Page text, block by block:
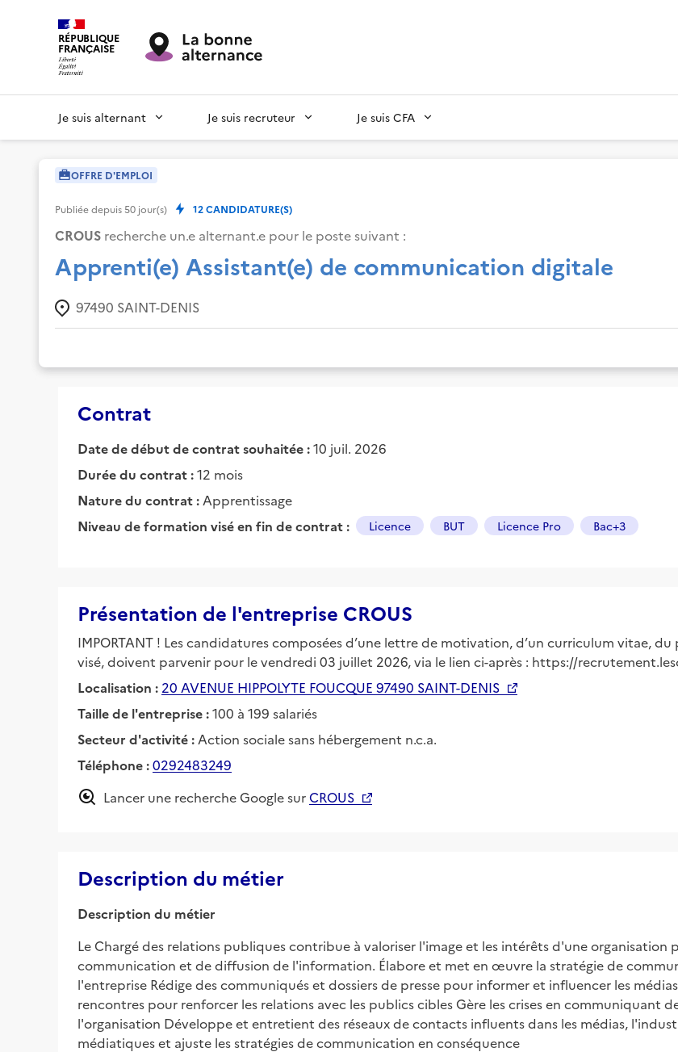
RÉPUBLIQUE
FRANÇAISE
Je suis alternant Je suis recruteur Je suis CFA
OFFRE D'EMPLOI
Publiée depuis50 jour(s) 12CANDIDATURE(S)
CROUS recherche un.e alternant.e pour le poste suivant :
Apprenti(e) Assistant(e) de communication digitale
97490 SAINT-DENIS
Contrat
Date de début de contrat souhaitée :10 juil. 2026
Durée du contrat :12 mois
Nature du contrat : Apprentissage
Niveau de formation visé en fin de contrat :
Licence BUT Licence Pro Bac+3
Présentation de l'entreprise CROUS
IMPORTANT ! Les candidatures composées d’une lettre de motivation, d’un curriculum vitae,
visé, doivent parvenir pour le vendredi 03 juillet 2026, via le lien ci-après : https://
Localisation : 20 AVENUE HIPPOLYTE FOUCQUE 97490 SAINT-DENIS
Taille de l'entreprise :100 à 199 salariés
Secteur d'activité : Action sociale sans hébergement n.c.a.
Téléphone :0292483249
Lancer une recherche Google surCROUS
Description du métier
Description du métier
Le Chargé des relations publiques contribue à valoriser l'image et les intérêts d'une
communication et de diffusion de l'information. Élabore et met en œuvre la stratégie de
l'entreprise Rédige des communiqués et dossiers de presse pour informer et influencer les
rencontres pour renforcer les relations avec les publics cibles Gère les crises en communiquant
l'organisation Développe et entretient des réseaux de contacts influents dans les médias,
médiatiques et ajuste les stratégies de communication en conséquence